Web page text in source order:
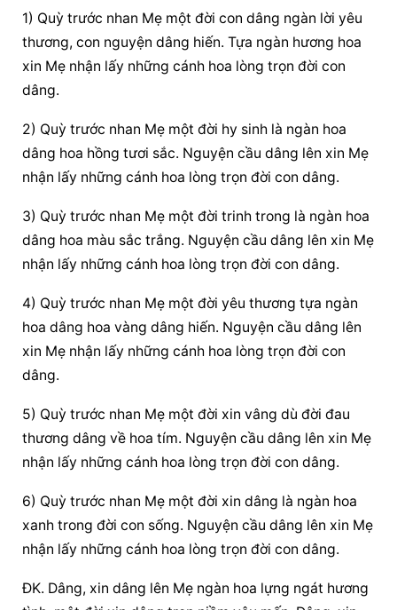
1) Quỳ trước nhan Mẹ một đời con dâng ngàn lời yêu
thương, con nguyện dâng hiến. Tựa ngàn hương hoa
xin Mẹ nhận lấy những cánh hoa lòng trọn đời con
dâng.
2) Quỳ trước nhan Mẹ một đời hy sinh là ngàn hoa
dâng hoa hồng tươi sắc. Nguyện cầu dâng lên xin Mẹ
nhận lấy những cánh hoa lòng trọn đời con dâng.
3) Quỳ trước nhan Mẹ một đời trinh trong là ngàn hoa
dâng hoa màu sắc trắng. Nguyện cầu dâng lên xin Mẹ
nhận lấy những cánh hoa lòng trọn đời con dâng.
4) Quỳ trước nhan Mẹ một đời yêu thương tựa ngàn
hoa dâng hoa vàng dâng hiến. Nguyện cầu dâng lên
xin Mẹ nhận lấy những cánh hoa lòng trọn đời con
dâng.
5) Quỳ trước nhan Mẹ một đời xin vâng dù đời đau
thương dâng về hoa tím. Nguyện cầu dâng lên xin Mẹ
nhận lấy những cánh hoa lòng trọn đời con dâng.
6) Quỳ trước nhan Mẹ một đời xin dâng là ngàn hoa
xanh trong đời con sống. Nguyện cầu dâng lên xin Mẹ
nhận lấy những cánh hoa lòng trọn đời con dâng.
ĐK. Dâng, xin dâng lên Mẹ ngàn hoa lựng ngát hương